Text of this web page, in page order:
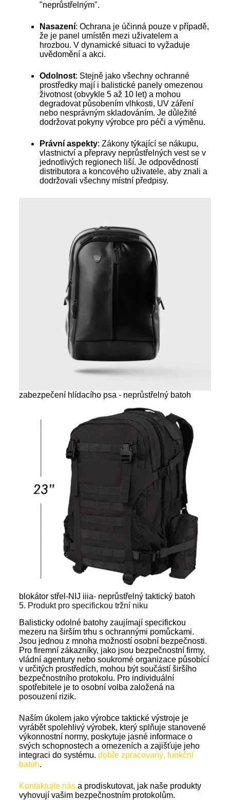
"neprůstřelným".
Nasazení: Ochrana je účinná pouze v případě,
že je panel umístěn mezi uživatelem a
hrozbou. V dynamické situaci to vyžaduje
uvědomění a akci.
Odolnost: Stejně jako všechny ochranné
prostředky mají i balistické panely omezenou
životnost (obvykle 5 až 10 let) a mohou
degradovat působením vlhkosti, UV záření
nebo nesprávným skladováním. Je důležité
dodržovat pokyny výrobce pro péči a výměnu.
Právní aspekty: Zákony týkající se nákupu,
vlastnictví a přepravy neprůstřelných vest se v
jednotlivých regionech liší. Je odpovědností
distributora a koncového uživatele, aby znali a
dodržovali všechny místní předpisy.
zabezpečení hlídacího psa - neprůstřelný batoh
blokátor střel-NIJ iiia- neprůstřelný taktický batoh
5. Produkt pro specifickou tržní niku
Balisticky odolné batohy zaujímají specifickou
mezeru na širším trhu s ochrannými pomůckami.
Jsou jednou z mnoha možností osobní bezpečnosti.
Pro firemní zákazníky, jako jsou bezpečnostní firmy,
vládní agentury nebo soukromé organizace působící
v určitých prostředích, mohou být součástí širšího
bezpečnostního protokolu. Pro individuální
spotřebitele je to osobní volba založená na
posouzení rizik.
Naším úkolem jako výrobce taktické výstroje je
vyrábět spolehlivý výrobek, který splňuje stanovené
výkonnostní normy, poskytuje jasné informace o
svých schopnostech a omezeních a zajišťuje jeho
integraci do systému. dobře zpracovaný, funkční
batoh.
Kontaktujte nása prodiskutovat, jak naše produkty
vyhovují vašim bezpečnostním protokolům.